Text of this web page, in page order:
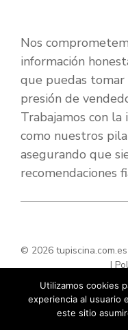
Nos
información
que puedas tomar
presión de
Trabajamos con
como nuestros
asegurando que
recomendaciones
© 2026
|
Utilizamos cookies
experiencia al usuario
este sitio